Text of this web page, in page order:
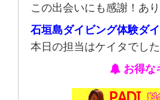
この出会いにも感謝！あ
石垣島ダイビング体験ダ
本日の担当はケイタでした
お得な